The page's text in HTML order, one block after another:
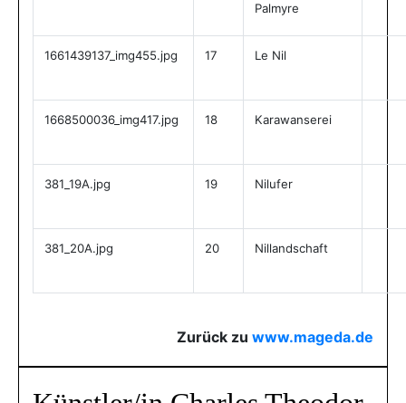
Palmyre
1661439137_img455.jpg 17 Le Nil
1668500036_img417.jpg 18 Karawanserei
381_19A.jpg 19 Nilufer
381_20A.jpg 20 Nillandschaft
Zurück zu www.mageda.de